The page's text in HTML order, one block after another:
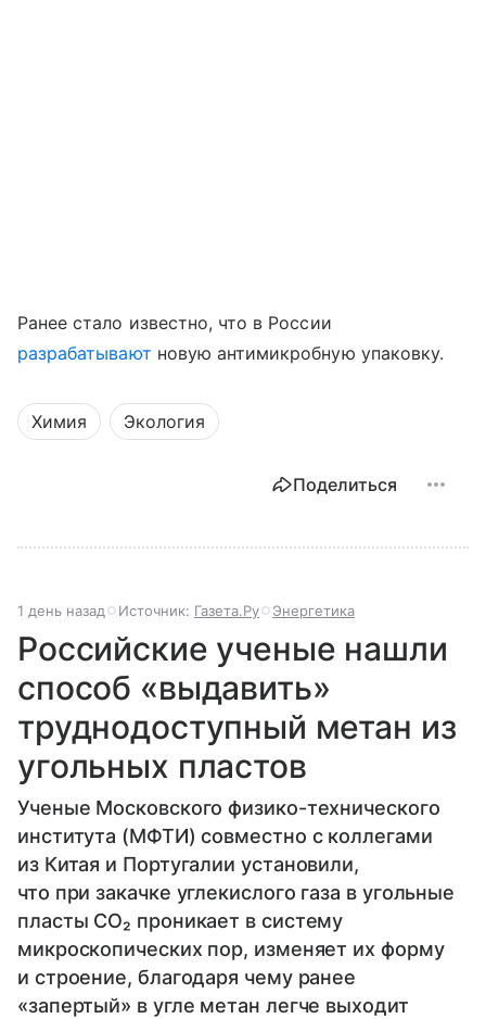
Ранее стало известно, что в России
разрабатывают новую антимикробную упаковку.
Химия Экология
Поделиться
1 день назад Источник: Газета.Ру Энергетика
Российские ученые нашли
способ «выдавить»
труднодоступный метан из
угольных пластов
Ученые Московского физико-технического
института (МФТИ) совместно с коллегами
из Китая и Португалии установили,
что при закачке углекислого газа в угольные
пласты CO₂ проникает в систему
микроскопических пор, изменяет их форму
и строение, благодаря чему ранее
«запертый» в угле метан легче выходит